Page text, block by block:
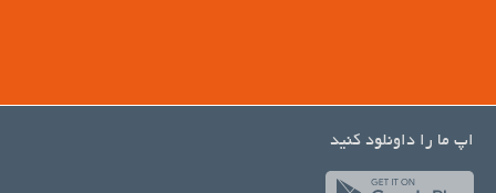
اپ ما را داونلود کنید